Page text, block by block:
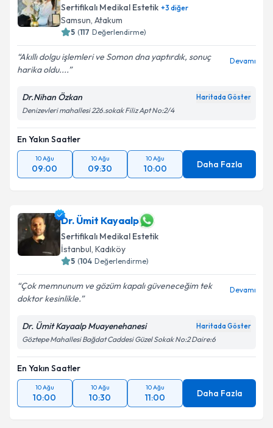
Sertifikalı Medikal Estetik +3 diğer
Samsun, Atakum
5 (117 Değerlendirme)
Akıllı dolgu işlemleri ve Somon dna yaptırdık, sonuç
harika oldu....
Devamı
Dr.Nihan Özkan Haritada Göster
Denizevleri mahallesi 226.sokak Filiz Apt No:2/4
En Yakın Saatler
10 Ağu
09:00
10 Ağu
09:30
10 Ağu
10:00 Daha Fazla
Dr. Ümit Kayaalp
Sertifikalı Medikal Estetik
İstanbul, Kadıköy
5 (104 Değerlendirme)
Çok memnunum ve gözüm kapalı güveneceğim tek
doktor kesinlikle.
Devamı
Dr. Ümit Kayaalp Muayenehanesi Haritada Göster
Göztepe Mahallesi Bağdat Caddesi Güzel Sokak No:2 Daire:6
En Yakın Saatler
10 Ağu
10:00
10 Ağu
10:30
10 Ağu
11:00 Daha Fazla